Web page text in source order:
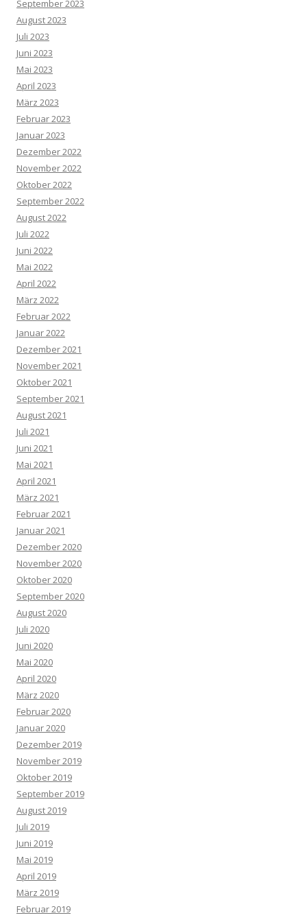
September 2023
August 2023
Juli 2023
Juni 2023
Mai 2023
April 2023
März 2023
Februar 2023
Januar 2023
Dezember 2022
November 2022
Oktober 2022
September 2022
August 2022
Juli 2022
Juni 2022
Mai 2022
April 2022
März 2022
Februar 2022
Januar 2022
Dezember 2021
November 2021
Oktober 2021
September 2021
August 2021
Juli 2021
Juni 2021
Mai 2021
April 2021
März 2021
Februar 2021
Januar 2021
Dezember 2020
November 2020
Oktober 2020
September 2020
August 2020
Juli 2020
Juni 2020
Mai 2020
April 2020
März 2020
Februar 2020
Januar 2020
Dezember 2019
November 2019
Oktober 2019
September 2019
August 2019
Juli 2019
Juni 2019
Mai 2019
April 2019
März 2019
Februar 2019